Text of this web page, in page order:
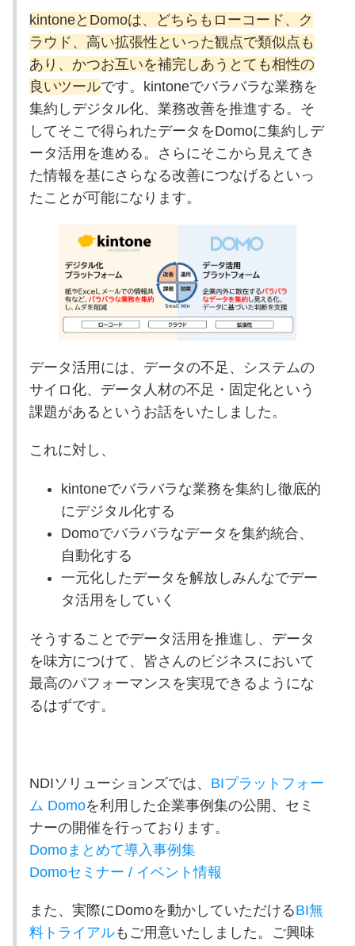
kintoneとDomoは、どちらもローコード、ク
ラウド、高い拡張性といった観点で類似点も
あり、かつお互いを補完しあうとても相性の
良いツールです。kintoneでバラバラな業務を
集約しデジタル化、業務改善を推進する。そ
してそこで得られたデータをDomoに集約しデ
ータ活用を進める。さらにそこから見えてき
た情報を基にさらなる改善につなげるといっ
たことが可能になります。
データ活用には、データの不足、システムの
サイロ化、データ人材の不足・固定化という
課題があるというお話をいたしました。
これに対し、
kintoneでバラバラな業務を集約し徹底的
にデジタル化する
Domoでバラバラなデータを集約統合、
自動化する
一元化したデータを解放しみんなでデー
タ活用をしていく
そうすることでデータ活用を推進し、データ
を味方につけて、皆さんのビジネスにおいて
最高のパフォーマンスを実現できるようにな
るはずです。
NDIソリューションズでは、 BIプラットフォー
ム Domoを利用した企業事例集の公開、セミ
ナーの開催を行っております。
Domoまとめて導入事例集
Domoセミナー / イベント情報
また、実際にDomoを動かしていただけるBI無
料トライアルもご用意いたしました。ご興味